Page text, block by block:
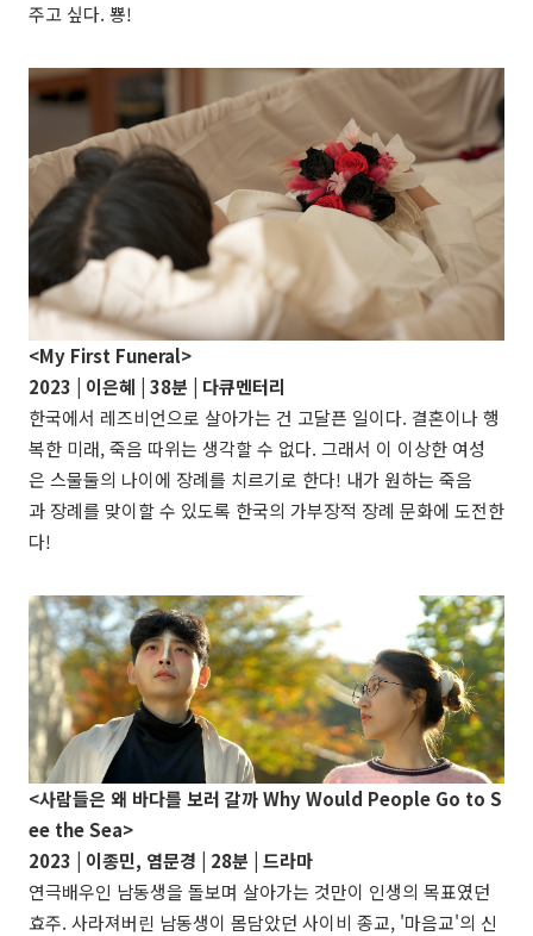
주고 싶다. 뿅!
<My First Funeral>
2023 |
이은혜
| 38분 | 다큐멘터리
한국에서 레즈비언으로 살아가는 건 고달픈 일이다. 결혼이나 행
복한 미래, 죽음 따위는 생각할 수 없다. 그래서 이 이상한 여성
은 스물둘의 나이에 장례를 치르기로 한다! 내가 원하는 죽음
과 장례를 맞이할 수 있도록 한국의 가부장적 장례 문화에 도전한
다!
<사람들은 왜 바다를 보러 갈까 Why Would People Go to S
ee the Sea>
2023 |
이종민, 염문경
| 28분 | 드라마
연극배우인 남동생을 돌보며 살아가는 것만이 인생의 목표였던
효주. 사라져버린 남동생이 몸담았던 사이비 종교, '마음교'의 신